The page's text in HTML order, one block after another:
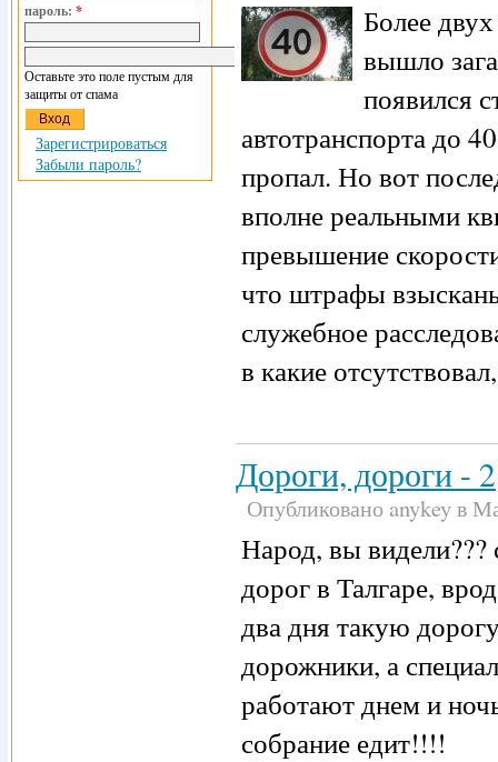
Более
вышло
появился
автотранспорта до
пропал. Но вот
вполне реальными
превышение
что штрафы
служебное
в какие
Дороги, дороги - 2
Опубликовано anykey в
Народ, вы
дорог в Талгаре,
два дня такую
дорожники, а
работают днем и
собрание едит!!!!
пароль: *
Оставьте это поле пустым для
защиты от спама
Зарегистрироваться
Забыли пароль?